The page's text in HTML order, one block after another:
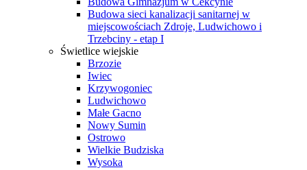
Budowa sieci kanalizacji sanitarnej w
miejscowościach Zdroje, Ludwichowo i
Trzebciny - etap I
Świetlice wiejskie
Brzozie
Iwiec
Krzywogoniec
Ludwichowo
Małe Gacno
Nowy Sumin
Ostrowo
Wielkie Budziska
Wysoka